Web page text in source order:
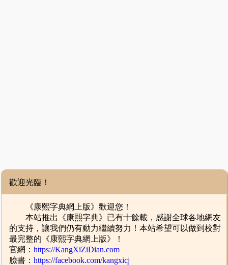
歡迎光臨！
《康熙字典網上版》歡迎您！
本站推出《康熙字典》已有十餘載，感謝全球各地網友
的支持，讓我們仍有動力繼續努力！本站希望可以做到校對
最完整的《康熙字典網上版》！
官網：https://KangXiZiDian.com
臉書：https://facebook.com/kangxicj